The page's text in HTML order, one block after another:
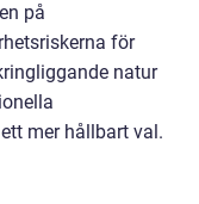
på
för
natur
mer hållbart val.